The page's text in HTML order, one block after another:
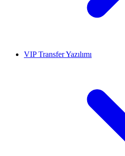
VIP Transfer Yazılımı